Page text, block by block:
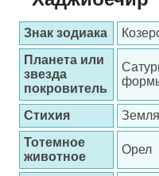
Знак зодиака
Планета или
звезда
покровитель
Стихия
Земля
Тотемное
животное
Орел